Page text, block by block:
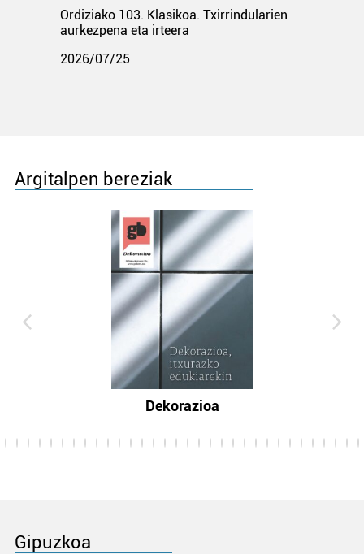
Ordiziako 103. Klasikoa. Txirrindularien
aurkezpena eta irteera
2026/07/25
Argitalpen bereziak
Dekorazioa
Gipuzkoa